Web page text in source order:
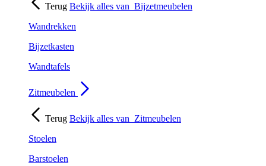
Terug Bekijk alles van Bijzetmeubelen
Wandrekken
Bijzetkasten
Wandtafels
Zitmeubelen
Terug Bekijk alles van Zitmeubelen
Stoelen
Barstoelen